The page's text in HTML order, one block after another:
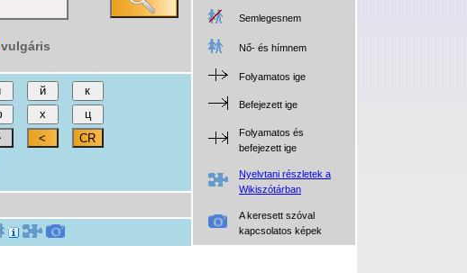
Semlegesnem
Nő- és hímnem
Folyamatos ige
Befejezett ige
Folyamatos és
befejezett ige
Nyelvtani részletek a
Wikiszótárban
A keresett szóval
kapcsolatos képek
vulgáris